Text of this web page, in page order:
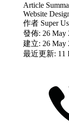
Article
Website
作者 Super
發佈: 26 May
建立: 26 May
最近更新: 11